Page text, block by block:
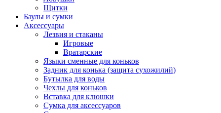
Щитки
Баулы и сумки
Аксессуары
Лезвия и стаканы
Игровые
Вратарские
Языки сменные для коньков
Задник для конька (защита сухожилий)
Бутылка для воды
Чехлы для коньков
Вставка для клюшки
Сумка для аксессуаров